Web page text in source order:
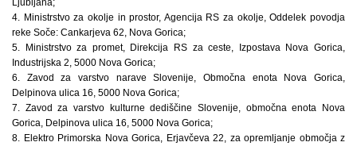
4. Ministrstvo za okolje in prostor, Agencija RS za okolje, Oddelek povodja
reke Soče: Cankarjeva 62, Nova Gorica;
5. Ministrstvo za promet, Direkcija RS za ceste, Izpostava Nova Gorica,
Industrijska 2, 5000 Nova Gorica;
6. Zavod za varstvo narave Slovenije, Območna enota Nova Gorica,
Delpinova ulica 16, 5000 Nova Gorica;
7. Zavod za varstvo kulturne dediščine Slovenije, območna enota Nova
Gorica, Delpinova ulica 16, 5000 Nova Gorica;
8. Elektro Primorska Nova Gorica, Erjavčeva 22, za opremljanje območja z